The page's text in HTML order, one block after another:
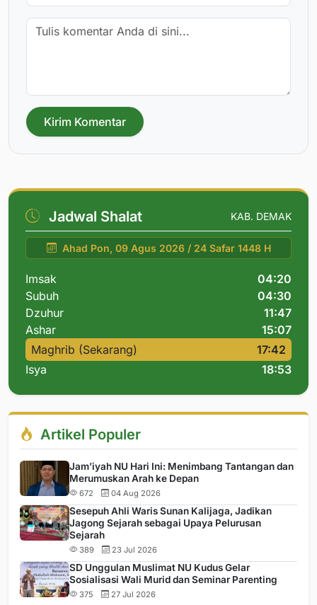
Kirim Komentar
Jadwal Shalat KAB. DEMAK
Ahad Pon, 09 Agus 2026 / 24 Safar 1448 H
Imsak
04:20
Subuh
04:30
Dzuhur
11:47
Ashar
15:07
Maghrib (Sekarang)
17:42
Isya
18:53
Artikel Populer
Jam’iyah NU Hari Ini: Menimbang Tantangan dan
Merumuskan Arah ke Depan
672 04 Aug 2026
Sesepuh Ahli Waris Sunan Kalijaga, Jadikan
Jagong Sejarah sebagai Upaya Pelurusan
Sejarah
389 23 Jul 2026
SD Unggulan Muslimat NU Kudus Gelar
Sosialisasi Wali Murid dan Seminar Parenting
375 27 Jul 2026